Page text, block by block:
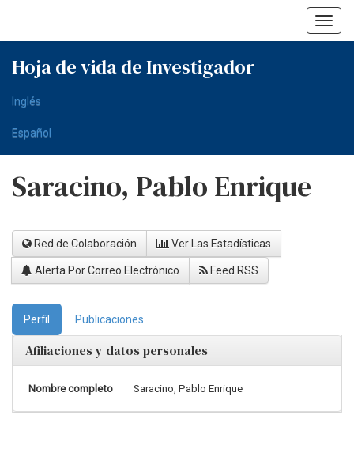
Hoja de vida de Investigador
Inglés
Español
Saracino, Pablo Enrique
Red de Colaboración Ver Las Estadísticas
Alerta Por Correo Electrónico Feed RSS
Perfil Publicaciones
Afiliaciones y datos personales
Nombre completo Saracino, Pablo Enrique